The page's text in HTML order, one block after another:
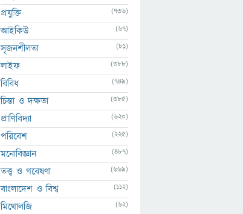
প্রযুক্তি (736)
আইকিউ (67)
সৃজনশীলতা (81)
লাইফ (388)
বিবিধ (749)
চিন্তা ও দক্ষতা (385)
প্রাণিবিদ্যা (620)
পরিবেশ (225)
মনোবিজ্ঞান (487)
তত্ত্ব ও গবেষণা (669)
বাংলাদেশ ও বিশ্ব (112)
মিথোলজি (62)